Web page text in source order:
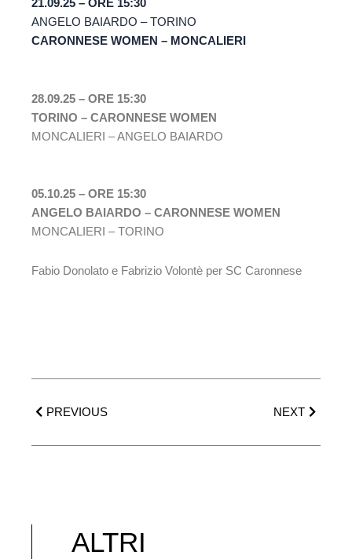
21.09.25 – ORE 15:30
ANGELO BAIARDO – TORINO
CARONNESE WOMEN – MONCALIERI
28.09.25 – ORE 15:30
TORINO – CARONNESE WOMEN
MONCALIERI – ANGELO BAIARDO
05.10.25 – ORE 15:30
ANGELO BAIARDO – CARONNESE WOMEN
MONCALIERI – TORINO
Fabio Donolato e Fabrizio Volontè per SC Caronnese
PREVIOUS NEXT
ALTRI